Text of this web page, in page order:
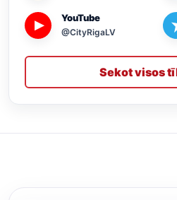
▶
YouTube
@CityRigaLV
Sekot visos